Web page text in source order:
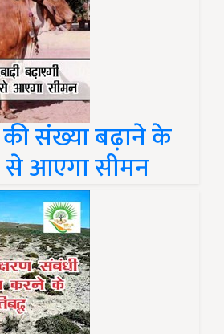
की संख्या बढ़ाने के
से आएगा सीमन